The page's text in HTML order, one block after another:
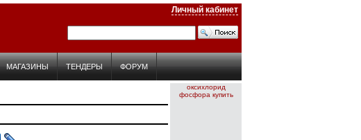
Личный кабинет
МАГАЗИНЫ ТЕНДЕРЫ ФОРУМ
оксихлорид
фосфора купить